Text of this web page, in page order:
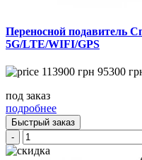
Переносной подавитель
5G/LTE/WIFI/GPS
113900 грн 95300
под заказ
подробнее
Быстрый заказ
-